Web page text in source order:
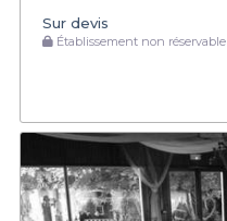
Sur devis
Établissement non réservable